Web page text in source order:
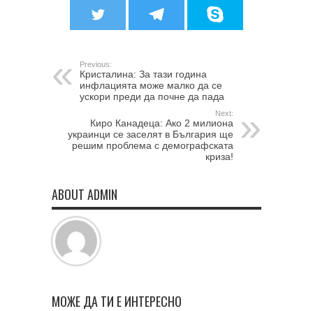
Previous:
Кристалина: За тази година
инфлацията може малко да се
ускори преди да почне да пада
Next:
Киро Канадеца: Ако 2 милиона
украинци се заселят в България ще
решим проблема с демографската
криза!
ABOUT ADMIN
МОЖЕ ДА ТИ Е ИНТЕРЕСНО